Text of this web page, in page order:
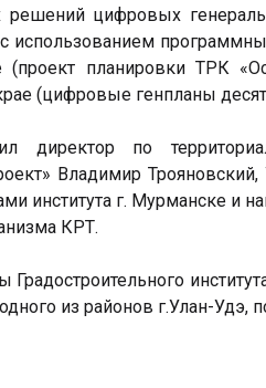
решений цифровых
использованием
(проект планировки ТРК
(цифровые генпланы
директор по
Владимир
института г. Мурманске и
КРТ.
Градостроительного
из районов г.Улан-Удэ,